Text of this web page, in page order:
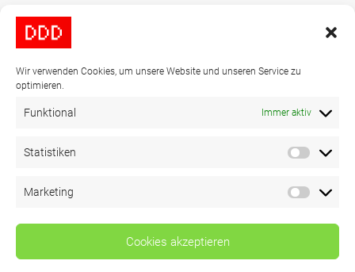
Wir verwenden Cookies, um unsere Website und unseren Service zu
optimieren.
Funktional Immer aktiv
Statistiken
Marketing
Cookies akzeptieren
Datengetriebene Festtags-Kampagnen
Kontakt
Mail:video@ddd.de
Copyright 2024DDD© All Rights Reserved